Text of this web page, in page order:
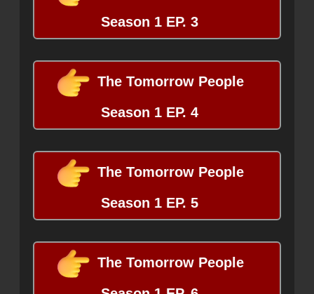
Season 1 EP. 3
The Tomorrow People
Season 1 EP. 4
The Tomorrow People
Season 1 EP. 5
The Tomorrow People